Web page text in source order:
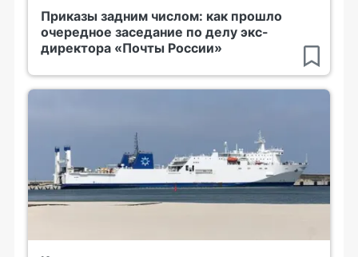
Приказы задним числом: как прошло
очередное заседание по делу экс-
директора «Почты России»